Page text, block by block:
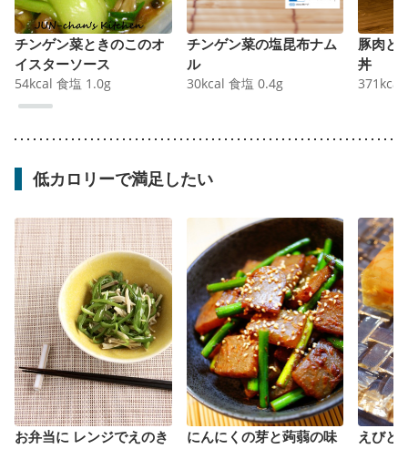
チンゲン菜ときのこのオ
イスターソース
54kcal 食塩 1.0g
チンゲン菜の塩昆布ナム
ル
30kcal 食塩 0.4g
豚肉と
丼
371 kcal
低カロリーで満足したい
お弁当に レンジでえのき
にんにくの芽と蒟蒻の味
えびと